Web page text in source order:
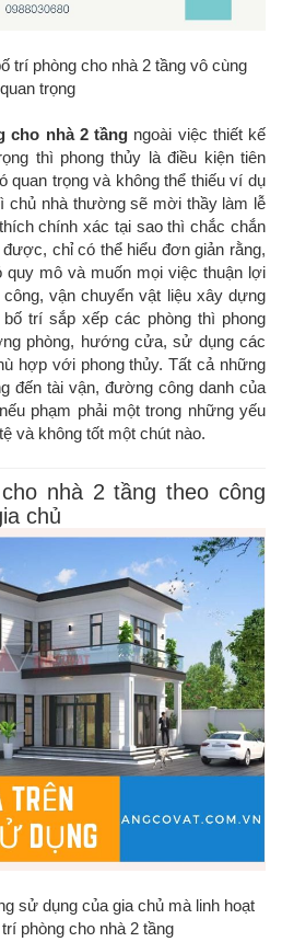
trí phòng cho nhà 2 tầng vô cùng
quan trọng
cho nhà 2 tầng ngoài việc thiết kế
thì phong thủy là điều kiện tiên
quan trọng và không thể thiếu ví dụ
chủ nhà thường sẽ mời thầy làm lễ
chính xác tại sao thì chắc chắn
chỉ có thể hiểu đơn giản rằng,
mô và muốn mọi việc thuận lợi
vận chuyển vật liệu xây dựng
trí sắp xếp các phòng thì phong
phòng, hướng cửa, sử dụng các
hợp với phong thủy. Tất cả những
đến tài vận, đường công danh của
phạm phải một trong những yếu
và không tốt một chút nào.
nhà 2 tầng theo công
chủ
sử dụng của gia chủ mà linh hoạt
phòng cho nhà 2 tầng